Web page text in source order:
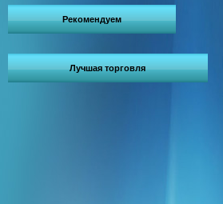
Рекомендуем
Лучшая торговля